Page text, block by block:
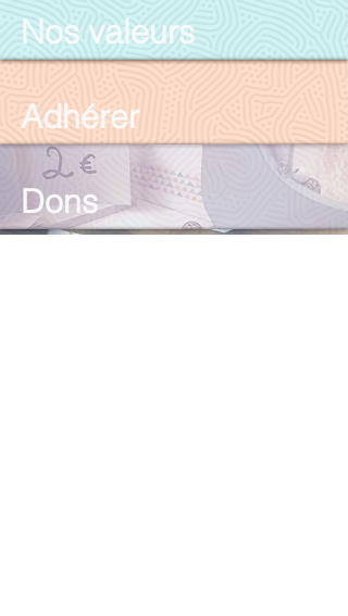
Nos valeurs
Adhérer
Dons